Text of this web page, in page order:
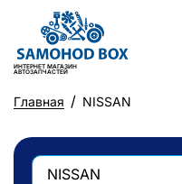
ИНТЕРНЕТ МАГАЗИН
АВТОЗАПЧАСТЕЙ
Главная NISSAN
NISSAN